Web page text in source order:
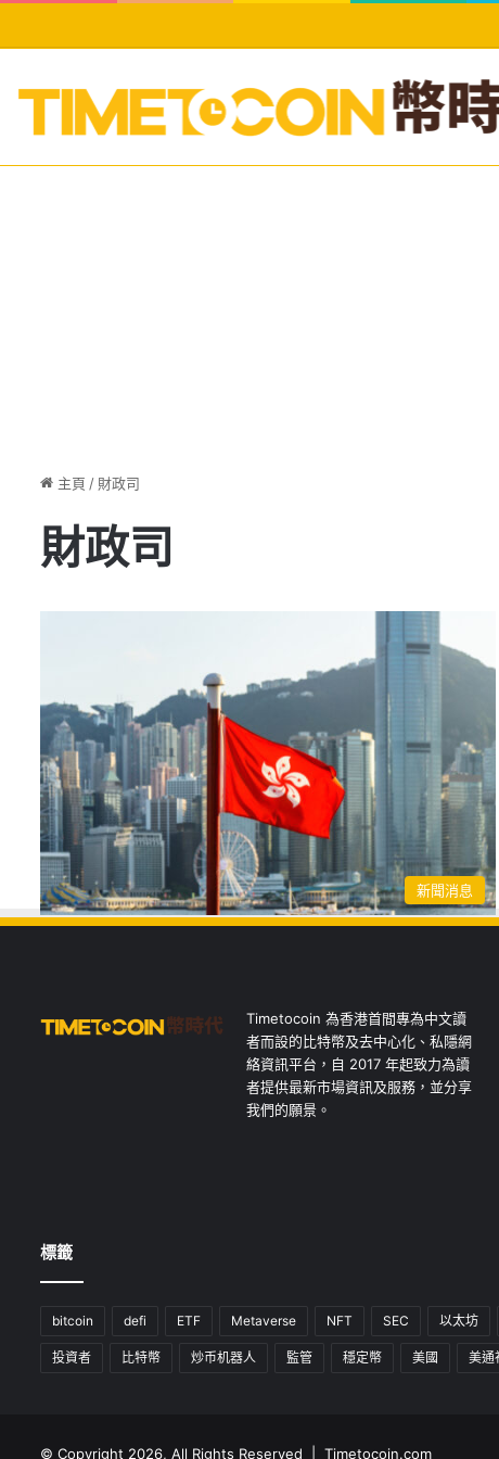
主頁 / 財政司
財政司
新聞消息
Timetocoin 為香港首間專為中文讀
者而設的比特幣及去中心化、私隱網
絡資訊平台，自 2017 年起致力為讀
者提供最新市場資訊及服務，並分享
我們的願景。
標籤
bitcoin defi ETF Metaverse NFT SEC 以太坊
投資者 比特幣 炒币机器人 監管 穩定幣 美國 美通
© Copyright 2026, All Rights Reserved | Timetocoin.com